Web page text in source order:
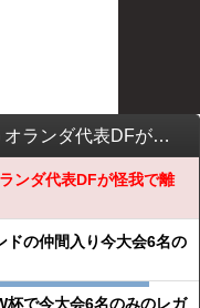
【速報】W杯初戦で日本代表と戦うオランダ代表DFが怪我で離脱…
ンダ代表DFが怪我で離
ドの仲間入り今大会6名の
杯で今大会6名のみのレガ